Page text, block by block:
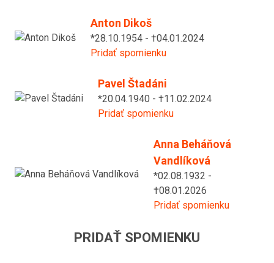
Anton Dikoš
*28.10.1954 - †04.01.2024
Pridať spomienku
Pavel Štadáni
*20.04.1940 - †11.02.2024
Pridať spomienku
Anna Beháňová
Vandlíková
*02.08.1932 -
†08.01.2026
Pridať spomienku
PRIDAŤ SPOMIENKU